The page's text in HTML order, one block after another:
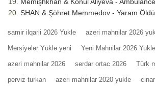
SHAN & Şöhrət Məmmədov - Yaram
samir ilqarli 2026 Yukle azeri mahnilar 2026
Mərsiyələr Yüklə yeni Yeni Mahnilar 2026 Yukle
azeri mahnilar 2026 serdar ortac 2026 Türk
perviz turkan azeri mahnilar 2020 yukle